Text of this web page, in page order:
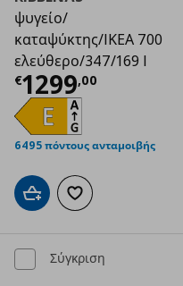
ψυγείο/
καταψύκτης/IKEA 700
ελεύθερο/347/169 l
€1299,00
Τρέχουσα
6495 πόντους ανταμοιβής
Προσθήκη στο καλάθι
Προσθήκη στα
Σύγκριση